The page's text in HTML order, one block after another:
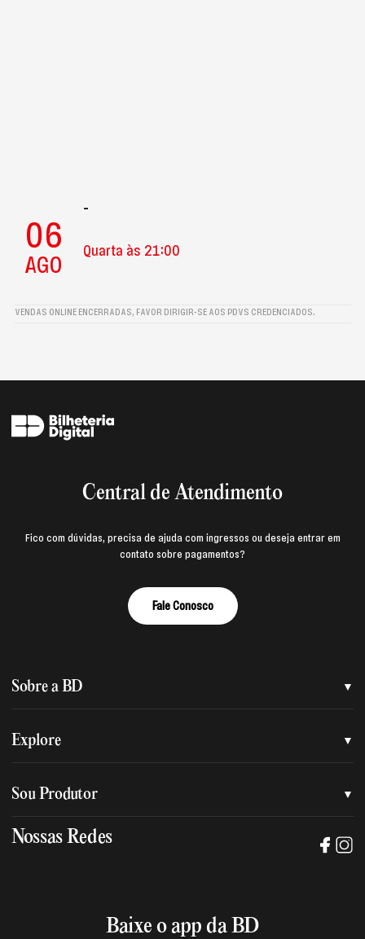
06
AGO
-
Quarta às 21:00
VENDAS ONLINE ENCERRADAS, FAVOR DIRIGIR-SE AOS PDVS CREDENCIADOS.
Central de Atendimento
Fico com dúvidas, precisa de ajuda com ingressos ou deseja entrar em
contato sobre pagamentos?
Fale Conosco
Sobre a BD
Quem somos
Política de privacidade
Explore
Assessoria de imprensa
Trabalhe na BD
Sou Produtor
Manual de mídia e da marca BD
Nossas Redes
Baixe o app da BD